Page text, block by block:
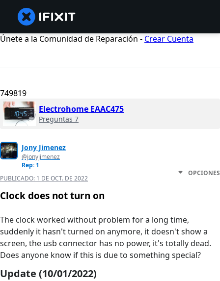
Únete a la Comunidad de Reparación - Crear Cuenta
749819
Electrohome EAAC475
Preguntas 7
Jony Jimenez
@jonyjimenez
Rep: 1
PUBLICADO: 1 DE OCT. DE 2022
OPCIONES
Clock does not turn on
The clock worked without problem for a long time,
suddenly it hasn't turned on anymore, it doesn't show a
screen, the usb connector has no power, it's totally dead.
Does anyone know if this is due to something special?
Update (10/01/2022)